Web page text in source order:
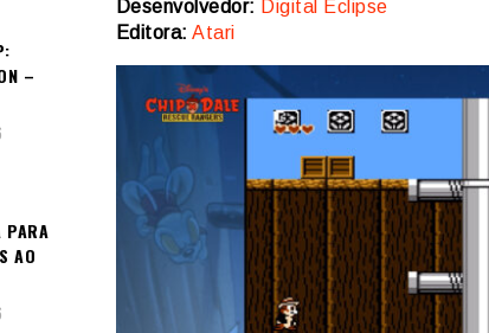
Desenvolvedor: Digital Eclipse
Editora: Atari
–
PARA
AO